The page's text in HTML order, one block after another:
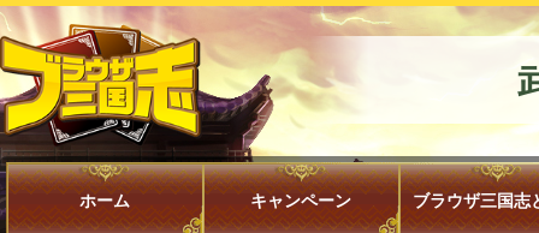
ホーム キャンペーン ブラウザ三国志